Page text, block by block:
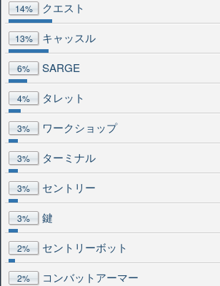
14% クエスト
13% キャッスル
6% SARGE
4% タレット
3% ワークショップ
3% ターミナル
3% セントリー
3% 鍵
2% セントリーボット
2% コンバットアーマー